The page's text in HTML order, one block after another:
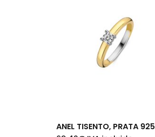
ANEL TISENTO, PRATA 925